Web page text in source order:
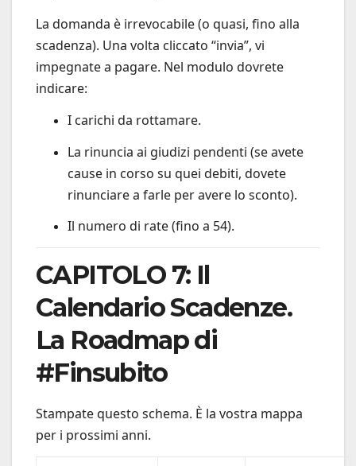
La domanda è irrevocabile (o quasi, fino alla
scadenza). Una volta cliccato “invia”, vi
impegnate a pagare. Nel modulo dovrete
indicare:
I carichi da rottamare.
La rinuncia ai giudizi pendenti (se avete
cause in corso su quei debiti, dovete
rinunciare a farle per avere lo sconto).
Il numero di rate (fino a 54).
CAPITOLO 7: Il
Calendario Scadenze.
La Roadmap di
#Finsubito
Stampate questo schema. È la vostra mappa
per i prossimi anni.